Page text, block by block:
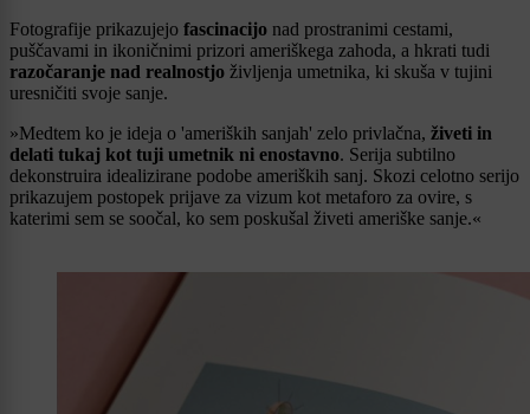
Fotografije prikazujejo fascinacijo nad prostranimi cestami,
puščavami in ikoničnimi prizori ameriškega zahoda, a hkrati tudi
razočaranje nad realnostjo življenja umetnika, ki skuša v tujini
uresničiti svoje sanje.
»Medtem ko je ideja o 'ameriških sanjah' zelo privlačna, živeti in
delati tukaj kot tuji umetnik ni enostavno. Serija subtilno
dekonstruira idealizirane podobe ameriških sanj. Skozi celotno serijo
prikazujem postopek prijave za vizum kot metaforo za ovire, s
katerimi sem se soočal, ko sem poskušal živeti ameriške sanje.«